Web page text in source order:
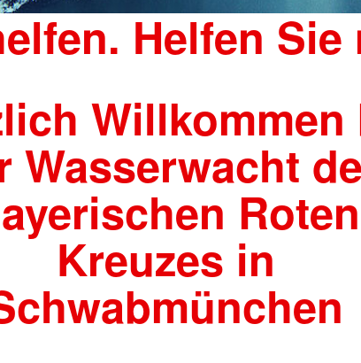
Helfen Sie
Willkommen
Wasserwacht
Roten
Kreuzes in